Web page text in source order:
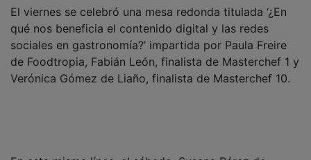
qué nos beneficia el contenido digital y las redes
sociales en gastronomía?’ impartida por Paula Freire
de Foodtropia, Fabián León, finalista de Masterchef 1 y
Verónica Gómez de Liaño, finalista de Masterchef 10.